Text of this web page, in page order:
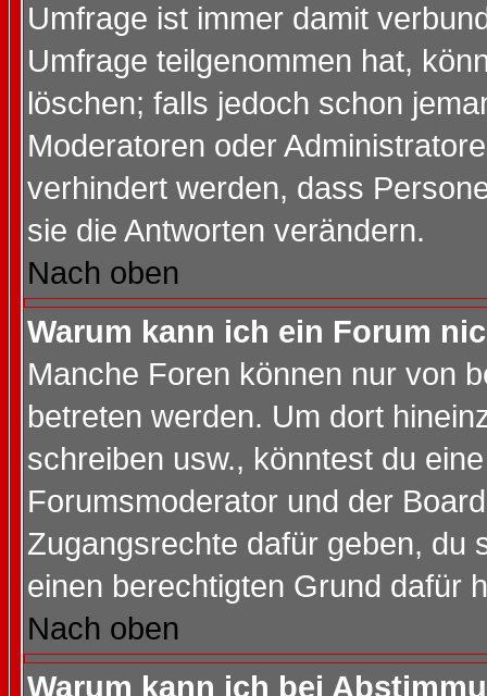
Umfrage ist immer damit
Umfrage teilgenommen hat,
löschen; falls jedoch schon
Moderatoren oder
verhindert werden, dass
sie die Antworten verändern.
Nach oben
Warum kann ich ein Forum
Manche Foren können nur von
betreten werden. Um dort
schreiben usw., könntest du
Forumsmoderator und der
Zugangsrechte dafür geben, du
einen berechtigten Grund dafür
Nach oben
Warum kann ich bei